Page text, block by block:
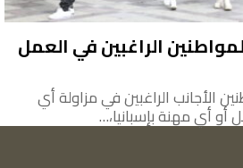
الراغبين في العمل
الأجانب الراغبين في مزاولة أي
أو أي مهنة بإسبانيا،…